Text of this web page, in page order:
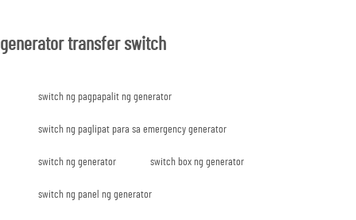
generator transfer switch
switch ng pagpapalit ng generator
switch ng paglipat para sa emergency generator
switch ng generator switch box ng generator
switch ng panel ng generator